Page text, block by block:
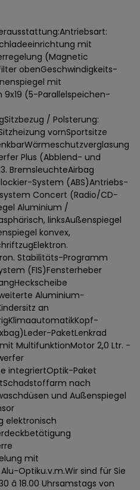
mit
(Magnetic
obenGeschwindigkeits-
mit
(5-Parallelspeichen-
/ Polsterung:
vornSportsitze
Plus (Abblend- und
BremsleuchteAirbag
System (ABS)Antriebs-
Concert (Radio/CD-
Aluminium /
linksAußenspiegel
konvex,
Stabilitäts-Programm
(FIS)Fensterheber
Aluminium-
an
PaketLenkrad
MultifunktionMotor 2,0 Ltr. -
integriertOptik-Paket
nach
und Außenspiegel
elektronisch
mit
Optiku.v.m.Wir sind für Sie
â 18.00 Uhrsamstags von